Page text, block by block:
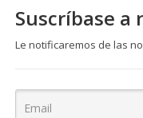
Suscríbase a
Le notificaremos de las